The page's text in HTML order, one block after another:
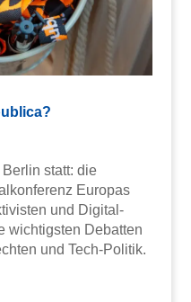
statt: die
Europas
und Digital-
wichtigsten Debatten
und Tech-Politik.